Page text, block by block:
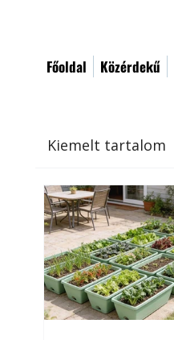
Főoldal Közérdekű
Kiemelt tartalom